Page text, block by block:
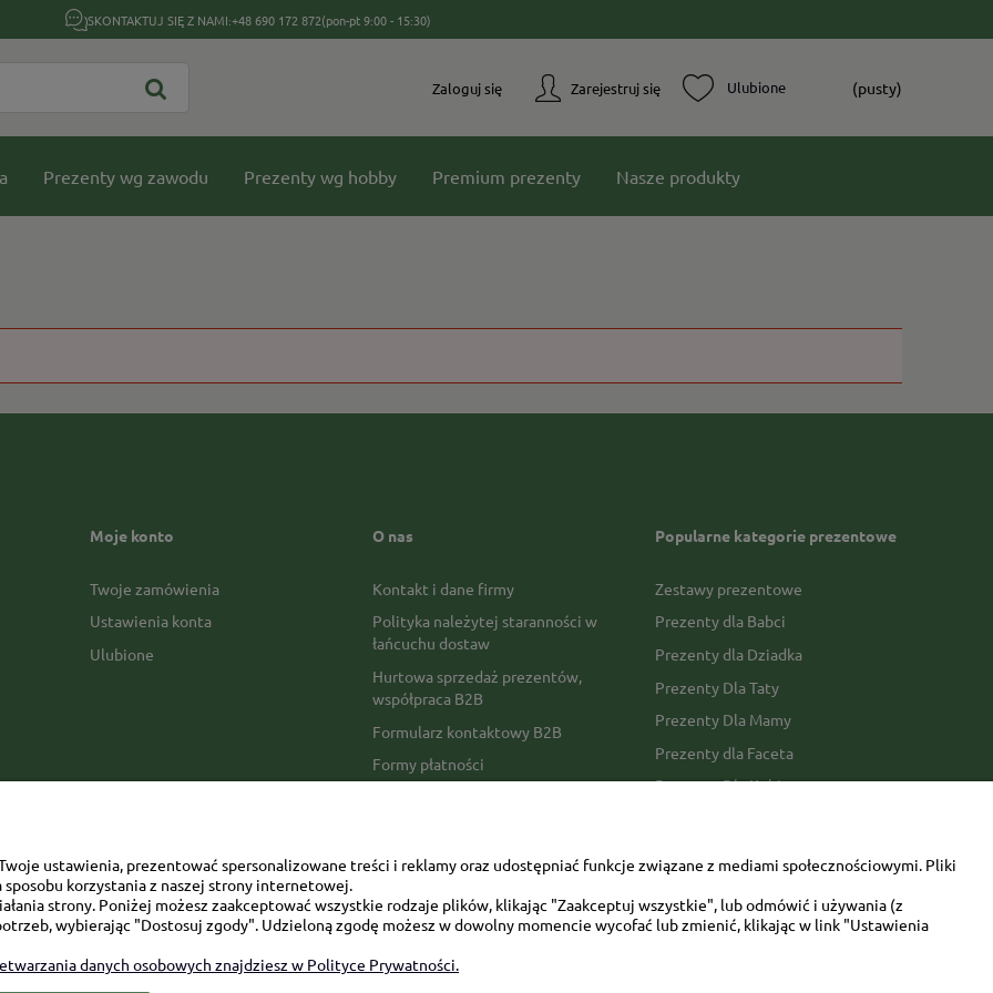
SKONTAKTUJ SIĘ Z NAMI:+48 690 172 872(pon-pt 9:00 - 15:30)
Zarejestruj się
Zaloguj się (pusty)
Prezenty wg zawodu Prezenty wg hobby Premium prezenty Nasze produkty
Moje konto
Twoje zamówienia
Ustawienia konta
Ulubione
O nas
Kontakt i dane firmy
Polityka należytej staranności w
łańcuchu dostaw
Hurtowa sprzedaż prezentów,
współpraca B2B
Formularz kontaktowy B2B
Formy płatności
Opinie Trustmate
Mapa kategorii
Popularne kategorie prezentowe
Zestawy prezentowe
Prezenty dla Babci
Prezenty dla Dziadka
Prezenty Dla Taty
Prezenty Dla Mamy
Prezenty dla Faceta
Prezenty Dla Kobiety
ustawienia, prezentować spersonalizowane treści i reklamy oraz udostępniać funkcje związane z mediami społecznościowymi. Pliki
korzystania z naszej strony internetowej.
strony. Poniżej możesz zaakceptować wszystkie rodzaje plików, klikając "Zaakceptuj wszystkie", lub odmówić i używania (z
wybierając "Dostosuj zgody". Udzieloną zgodę możesz w dowolny momencie wycofać lub zmienić, klikając w link "Ustawienia
danych osobowych znajdziesz w Polityce Prywatności.